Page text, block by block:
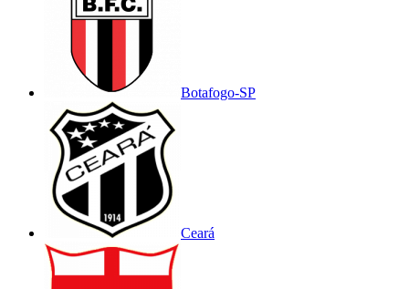
Botafogo-SP
Ceará